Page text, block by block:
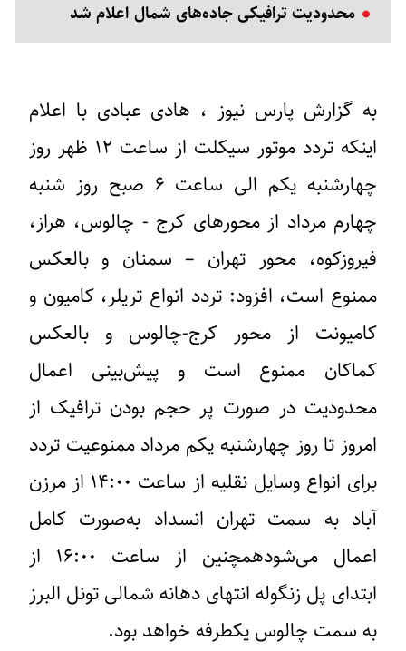
محدودیت ترافیکی جاده‌های شمال اعلام شد
به گزارش پارس نیوز ، هادی عبادی با اعلام
اینکه تردد موتور سیکلت از ساعت ۱۲ ظهر روز
چهارشنبه یکم الی ساعت ۶ صبح روز شنبه
چهارم مرداد از محورهای کرج - چالوس، هراز،
فیروزکوه، محور تهران – سمنان و بالعکس
ممنوع است، افزود: تردد انواع تریلر، کامیون و
کامیونت از محور کرج-چالوس و بالعکس
کماکان ممنوع است و پیش‌بینی اعمال
محدودیت در صورت پر حجم بودن ترافیک از
امروز تا روز چهارشنبه یکم مرداد ممنوعیت تردد
برای انواع وسایل نقلیه از ساعت ۱۴:۰۰ از مرزن
آباد به سمت تهران انسداد به‌صورت کامل
اعمال می‌شودهمچنین از ساعت ۱۶:۰۰ از
ابتدای پل زنگوله انتهای دهانه شمالی تونل البرز
به سمت چالوس یکطرفه خواهد بود.